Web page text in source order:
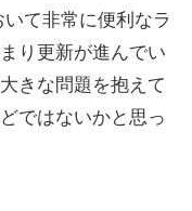
て非常に便利なラ
り更新が進んでい
きな問題を抱えて
ではないかと思っ